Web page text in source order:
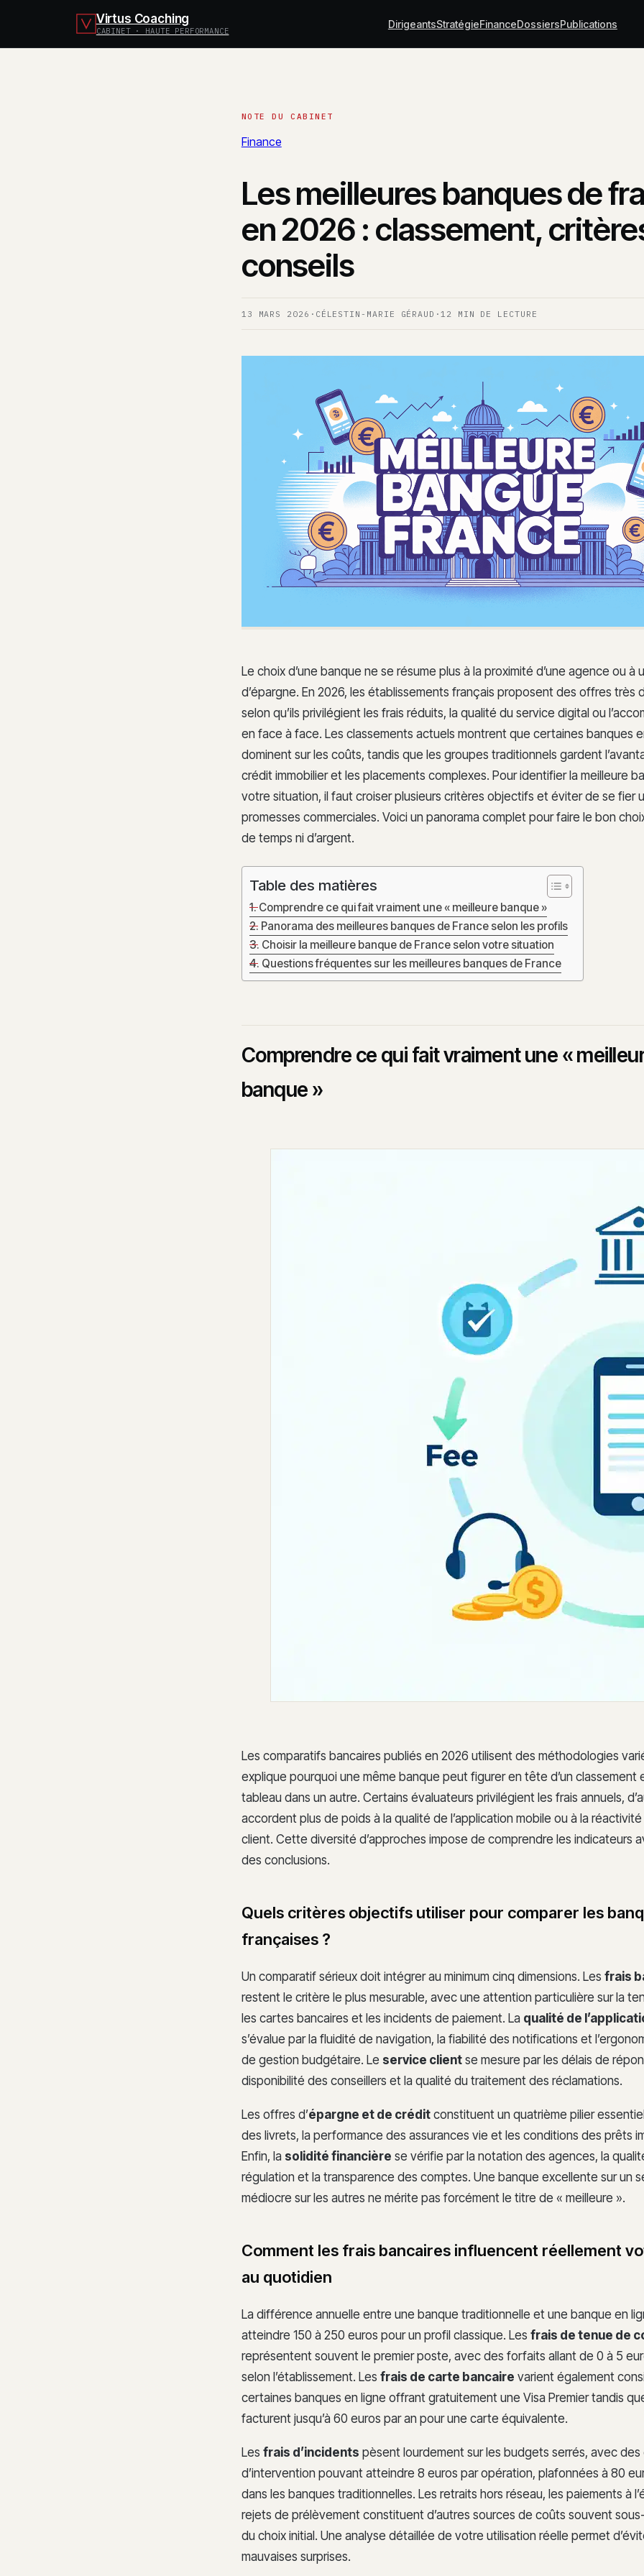
Virtus Coaching
CABINET · HAUTE PERFORMANCE
DirigeantsStratégieFinanceDossiersPublications
Finance
Les meilleures banques de
en 2026 : classement,
conseils
13 MARS 2026 · CÉLESTIN-MARIE GÉRAUD · 12 MIN DE LECTURE
Le choix d’une banque ne se résume plus à la proximité d’une agence ou à
d’épargne. En 2026, les établissements français proposent des offres très
selon qu’ils privilégient les frais réduits, la qualité du service digital ou
en face à face. Les classements actuels montrent que certaines banques
dominent sur les coûts, tandis que les groupes traditionnels gardent
crédit immobilier et les placements complexes. Pour identifier la meilleure
votre situation, il faut croiser plusieurs critères objectifs et éviter de se fier
promesses commerciales. Voici un panorama complet pour faire le bon
de temps ni d’argent.
Table des matières
Comprendre ce qui fait vraiment une « meilleure banque »
Panorama des meilleures banques de France selon les profils
Choisir la meilleure banque de France selon votre situation
Questions fréquentes sur les meilleures banques de France
Comprendre ce qui fait vraiment une «
banque »
Les comparatifs bancaires publiés en 2026 utilisent des méthodologies
explique pourquoi une même banque peut figurer en tête d’un classement
tableau dans un autre. Certains évaluateurs privilégient les frais annuels,
accordent plus de poids à la qualité de l’application mobile ou à la
client. Cette diversité d’approches impose de comprendre les indicateurs
des conclusions.
Quels critères objectifs utiliser pour comparer les
françaises ?
Un comparatif sérieux doit intégrer au minimum cinq dimensions. Les frais
restent le critère le plus mesurable, avec une attention particulière sur la
les cartes bancaires et les incidents de paiement. La qualité de
s’évalue par la fluidité de navigation, la fiabilité des notifications et
de gestion budgétaire. Le service clientse mesure par les délais de
disponibilité des conseillers et la qualité du traitement des réclamations.
Les offres d’épargne et de créditconstituent un quatrième pilier
des livrets, la performance des assurances vie et les conditions des prêts
Enfin, la solidité financière se vérifie par la notation des agences, la
régulation et la transparence des comptes. Une banque excellente sur un
médiocre sur les autres ne mérite pas forcément le titre de « meilleure ».
Comment les frais bancaires influencent réellement
au quotidien
La différence annuelle entre une banque traditionnelle et une banque en
atteindre 150 à 250 euros pour un profil classique. Les frais de tenue de
représentent souvent le premier poste, avec des forfaits allant de 0 à 5
selon l’établissement. Les frais de carte bancaire varient également
certaines banques en ligne offrant gratuitement une Visa Premier tandis
facturent jusqu’à 60 euros par an pour une carte équivalente.
Les frais d’incidents pèsent lourdement sur les budgets serrés, avec des
d’intervention pouvant atteindre 8 euros par opération, plafonnées à 80
dans les banques traditionnelles. Les retraits hors réseau, les paiements à
rejets de prélèvement constituent d’autres sources de coûts souvent
du choix initial. Une analyse détaillée de votre utilisation réelle permet
mauvaises surprises.